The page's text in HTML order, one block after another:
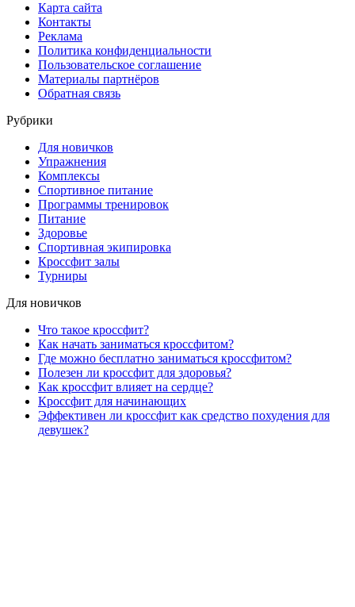
Карта сайта
Контакты
Реклама
Политика конфиденциальности
Пользовательское соглашение
Материалы партнёров
Обратная связь
Рубрики
Для новичков
Упражнения
Комплексы
Спортивное питание
Программы тренировок
Питание
Здоровье
Спортивная экипировка
Кроссфит залы
Турниры
Для новичков
Что такое кроссфит?
Как начать заниматься кроссфитом?
Где можно бесплатно заниматься кроссфитом?
Полезен ли кроссфит для здоровья?
Как кроссфит влияет на сердце?
Кроссфит для начинающих
Эффективен ли кроссфит как средство похудения для
девушек?